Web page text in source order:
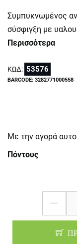
Συμπυκνωμένος
σύσφιγξη με
Περισσότερα
ΚΩΔ: 53576
BARCODE: 3282771000558
Με την αγορά
Πόντους